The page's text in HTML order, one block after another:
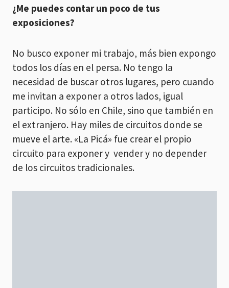
¿Me puedes contar un poco de tus
exposiciones?
No busco exponer mi trabajo, más bien expongo
todos los días en el persa. No tengo la
necesidad de buscar otros lugares, pero cuando
me invitan a exponer a otros lados, igual
participo. No sólo en Chile, sino que también en
el extranjero. Hay miles de circuitos donde se
mueve el arte. «La Picá» fue crear el propio
circuito para exponer y vender y no depender
de los circuitos tradicionales.